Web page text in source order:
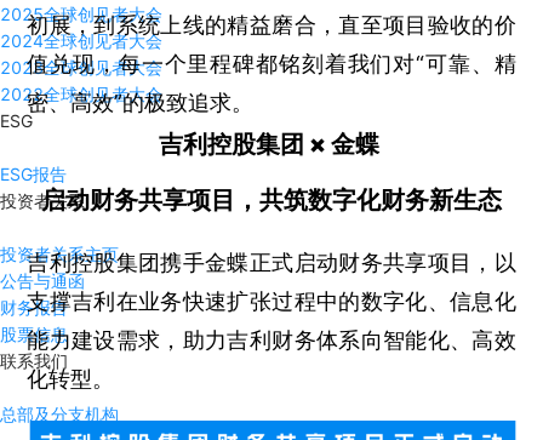
2025全球创见者大会
2024全球创见者大会
2023全球创见者大会
2022全球创见者大会
ESG
ESG报告
投资者关系
投资者关系主页
公告与通函
财务报告
股票信息
联系我们
总部及分支机构
初展，到系统上线的精益磨合，直至项目验收的价
值兑现，每一个里程碑都铭刻着我们对“可靠、精
密、高效”的极致追求。
吉利控股集团 × 金蝶
启动财务共享项目，共筑数字化财务新生态
吉利控股集团携手金蝶正式启动财务共享项目，以
支撑吉利在业务快速扩张过程中的数字化、信息化
能力建设需求，助力吉利财务体系向智能化、高效
化转型。